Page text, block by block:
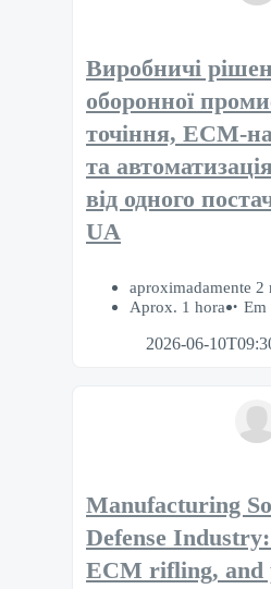
Виробничі
оборонної
точіння, ECM-
та
від одного
UA
aproximadamente 2
Aprox. 1 hora
Em
2026-06-
Manufacturing
Defense
ECM rifling, and